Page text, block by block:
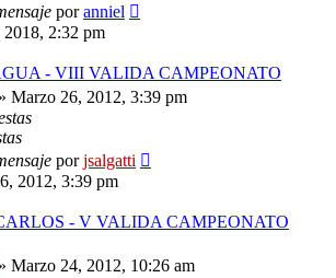
poranniel
2:32 pm
- VIII VALIDA CAMPEONATO
» Marzo 26, 2012, 3:39 pm
porjsalgatti
2012, 3:39 pm
- V VALIDA CAMPEONATO
» Marzo 24, 2012, 10:26 am